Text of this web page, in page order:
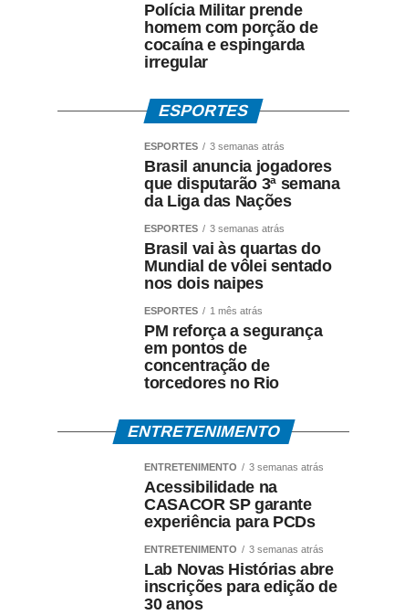
Polícia Militar prende
homem com porção de
cocaína e espingarda
irregular
ESPORTES
ESPORTES 3 semanas atrás
Brasil anuncia jogadores
que disputarão 3ª semana
da Liga das Nações
ESPORTES 3 semanas atrás
Brasil vai às quartas do
Mundial de vôlei sentado
nos dois naipes
ESPORTES 1 mês atrás
PM reforça a segurança
em pontos de
concentração de
torcedores no Rio
ENTRETENIMENTO
ENTRETENIMENTO 3 semanas atrás
Acessibilidade na
CASACOR SP garante
experiência para PCDs
ENTRETENIMENTO 3 semanas atrás
Lab Novas Histórias abre
inscrições para edição de
30 anos